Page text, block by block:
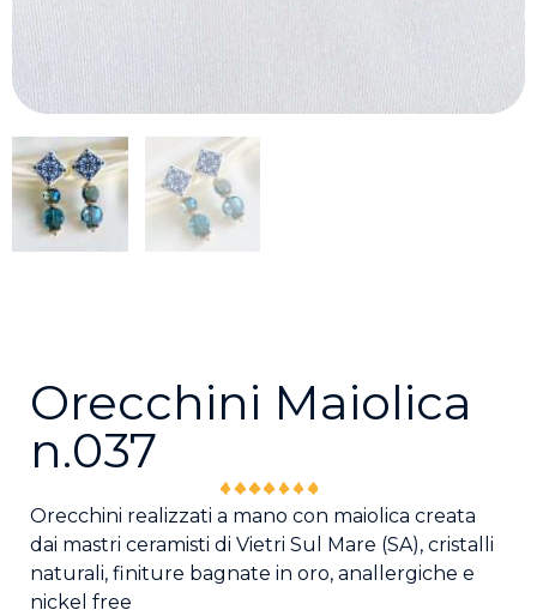
Orecchini Maiolica
n.037
Orecchini realizzati a mano con maiolica creata
dai mastri ceramisti di Vietri Sul Mare (SA), cristalli
naturali, finiture bagnate in oro, anallergiche e
nickel free